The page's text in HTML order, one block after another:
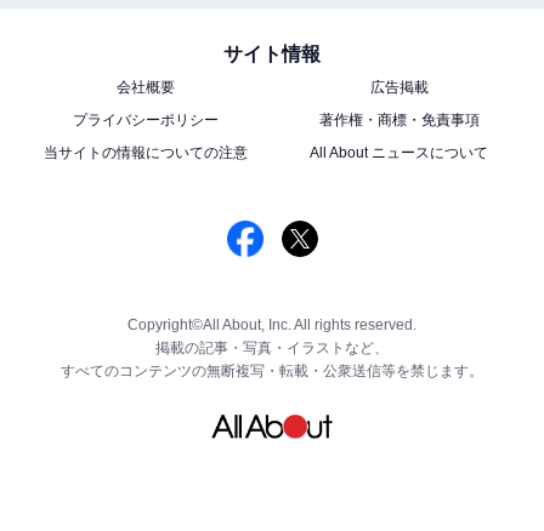
サイト情報
会社概要
広告掲載
プライバシーポリシー
著作権・商標・免責事項
当サイトの情報についての注意
All About ニュースについて
Copyright©All About, Inc. All rights reserved.
掲載の記事・写真・イラストなど、
すべてのコンテンツの無断複写・転載・公衆送信等を禁じます。